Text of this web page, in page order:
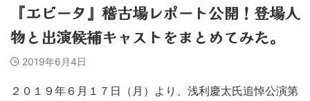
『エビータ』稽古場レポート公開！登場人
物と出演候補キャストをまとめてみた。
2019年6月4日
２０１９年６月１７日（月）より、浅利慶太氏追悼公演第